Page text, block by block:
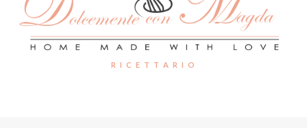
R I C E T T A R I O